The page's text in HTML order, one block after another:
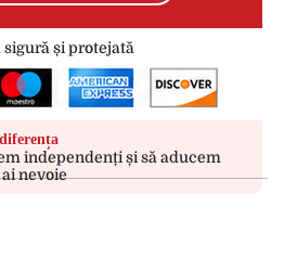
sigură și protejată
independenți și să aducem
nevoie